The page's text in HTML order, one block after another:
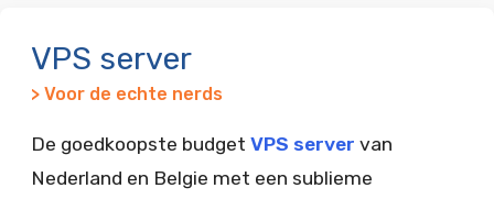
VPS server
> Voor de echte nerds
De goedkoopste budget VPS server van
Nederland en Belgie met een sublieme